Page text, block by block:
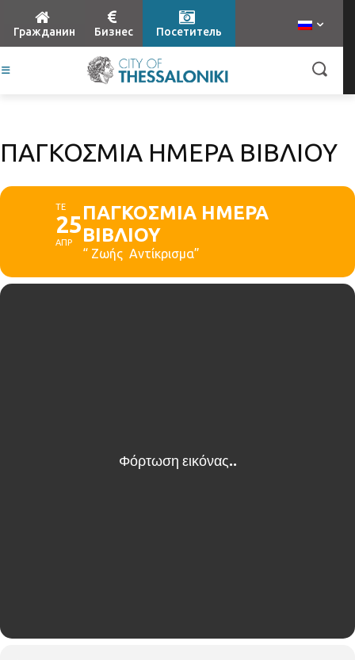
Гражданин Бизнес Посетитель
ΠΑΓΚΟΣΜΙΑ ΗΜΕΡΑ ΒΙΒΛΙΟΥ
ΤΕ
25
ΑΠΡ
ΠΑΓΚΟΣΜΙΑ ΗΜΕΡΑ
ΒΙΒΛΙΟΥ
“ Ζωής Αντίκρισμα”